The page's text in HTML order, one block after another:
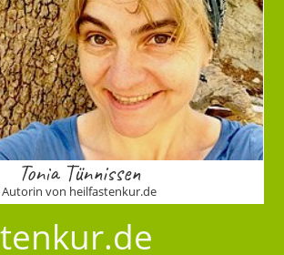
Tonia Tünnissen
Autorin von heilfastenkur.de